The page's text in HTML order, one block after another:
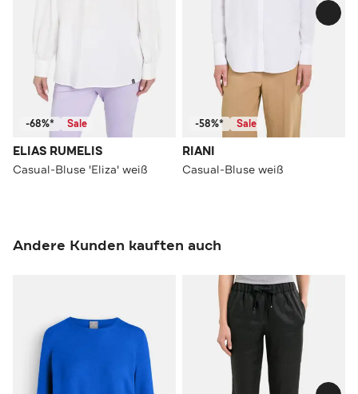
-68%* Sale
ELIAS RUMELIS
Casual-Bluse 'Eliza' weiß
-58%* Sale
RIANI
Casual-Bluse weiß
Andere Kunden kauften auch